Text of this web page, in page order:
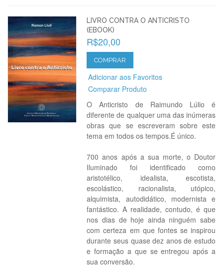
LIVRO CONTRA O ANTICRISTO
(EBOOK)
R$20,00
COMPRAR
Adicionar aos Favoritos
Comparar Produto
O Anticristo de Raimundo Lúlio é
diferente de qualquer uma das inúmeras
obras que se escreveram sobre este
tema em todos os tempos.É único.
700 anos após a sua morte, o Doutor
Iluminado foi identificado como
aristotélico, idealista, escotista,
escolástico, racionalista, utópico,
alquimista, autodidático, modernista e
fantástico. A realidade, contudo, é que
nos dias de hoje ainda ninguém sabe
com certeza em que fontes se inspirou
durante seus quase dez anos de estudo
e formação a que se entregou após a
sua conversão.